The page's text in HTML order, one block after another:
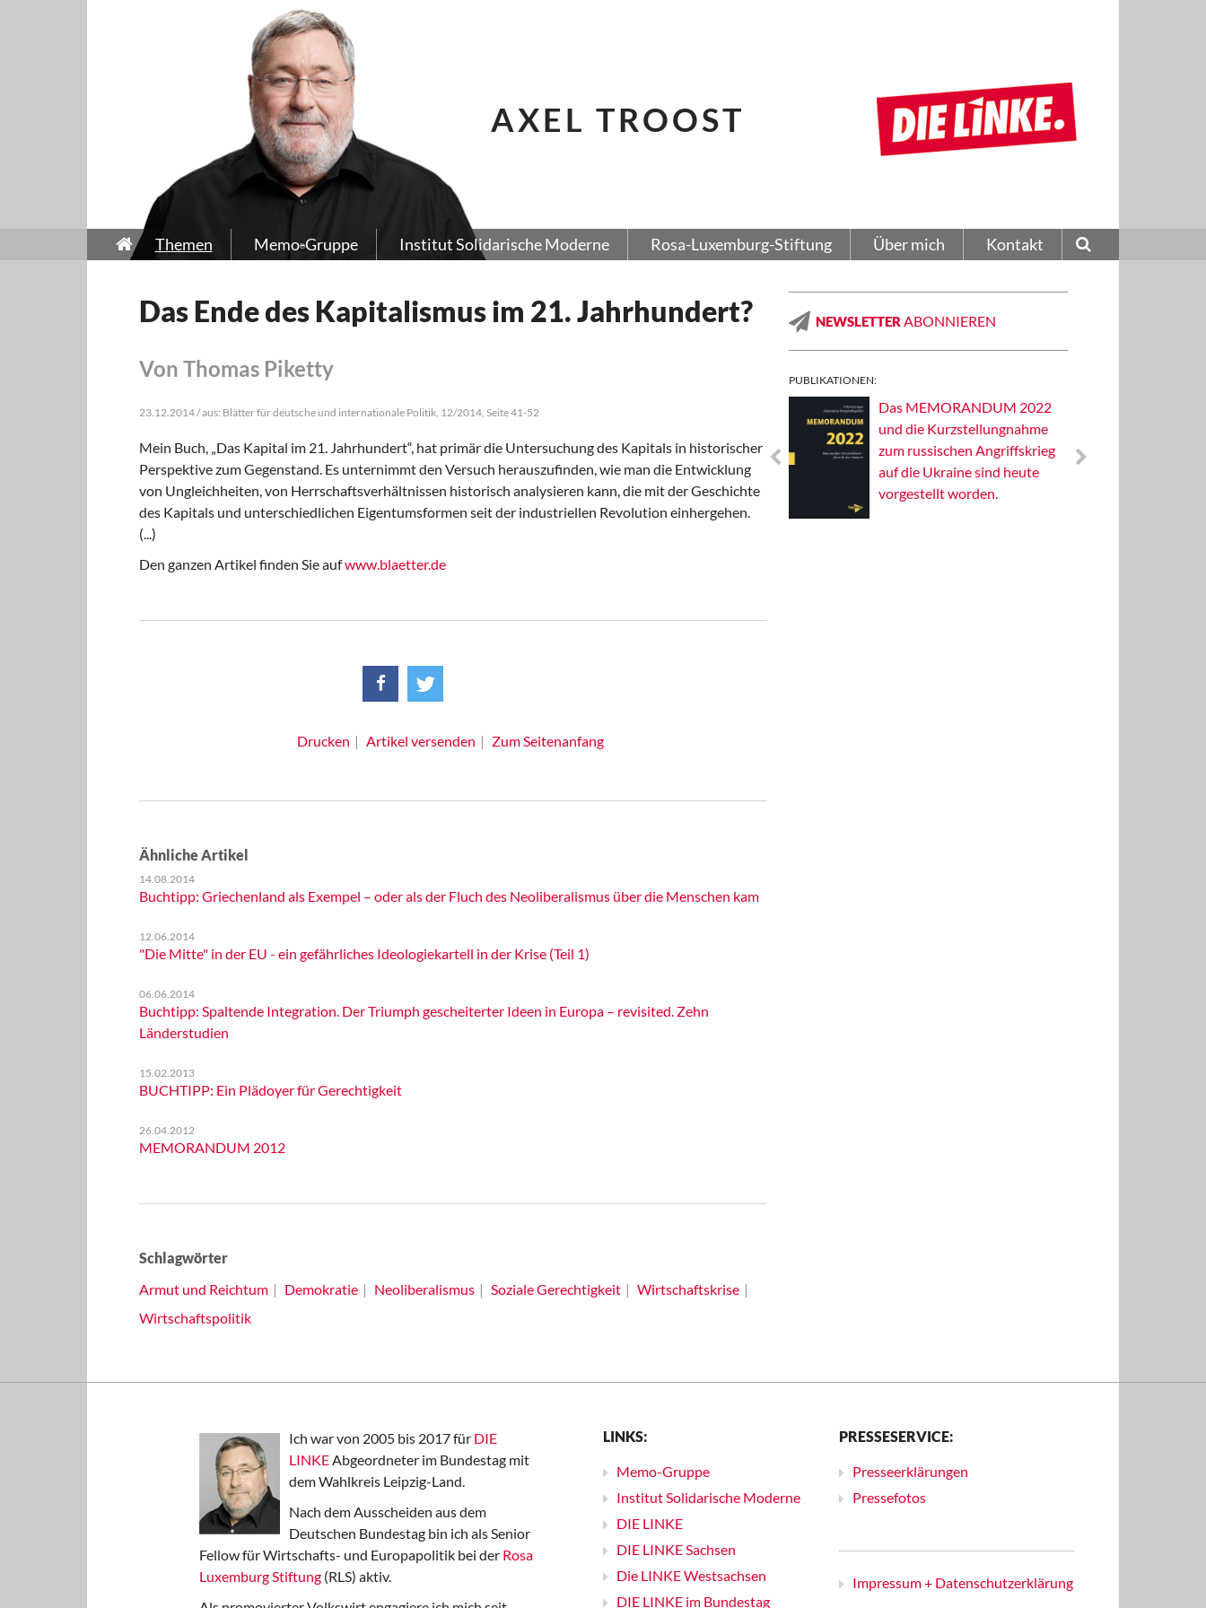
AXEL TROOST
Themen Memo-Gruppe Institut Solidarische Moderne Rosa-Luxemburg-Stiftung Über mich Kontakt
Das Ende des Kapitalismus im 21. Jahrhundert?
Von Thomas Piketty
23.12.2014 / aus: Blätter für deutsche und internationale Politik, 12/2014, Seite 41-52
Mein Buch, „Das Kapital im 21. Jahrhundert“, hat primär die Untersuchung des Kapitals in historischer
Perspektive zum Gegenstand. Es unternimmt den Versuch herauszufinden, wie man die Entwicklung
von Ungleichheiten, von Herrschaftsverhältnissen historisch analysieren kann, die mit der Geschichte
des Kapitals und unterschiedlichen Eigentumsformen seit der industriellen Revolution einhergehen.
(...)
Den ganzen Artikel finden Sie aufwww.blaetter.de
Drucken Artikel versenden Zum Seitenanfang
Ähnliche Artikel
14.08.2014
Buchtipp: Griechenland als Exempel – oder als der Fluch des Neoliberalismus über die Menschen kam
12.06.2014
"Die Mitte" in der EU - ein gefährliches Ideologiekartell in der Krise (Teil 1)
06.06.2014
Buchtipp: Spaltende Integration. Der Triumph gescheiterter Ideen in Europa – revisited. Zehn
Länderstudien
15.02.2013
BUCHTIPP: Ein Plädoyer für Gerechtigkeit
26.04.2012
MEMORANDUM 2012
Schlagwörter
Armut und Reichtum
Demokratie Neoliberalismus Soziale Gerechtigkeit
Wirtschaftskrise
Wirtschaftspolitik
NEWSLETTER ABONNIEREN
PUBLIKATIONEN:
Das MEMORANDUM 2022
und die Kurzstellungnahme
zum russischen Angriffskrieg
auf die Ukraine sind heute
vorgestellt worden.
Ich war von 2005 bis 2017 für DIE
LINKEAbgeordneter im Bundestag mit
dem Wahlkreis Leipzig-Land.
Nach dem Ausscheiden aus dem
Deutschen Bundestag bin ich als Senior
Fellow für Wirtschafts- und Europapolitik bei der Rosa
Luxemburg Stiftung (RLS) aktiv.
LINKS:
Memo-Gruppe
Institut Solidarische Moderne
DIE LINKE
DIE LINKE Sachsen
Die LINKE Westsachsen
DIE LINKE im Bundestag
PRESSESERVICE:
Presseerklärungen
Pressefotos
Impressum + Datenschutzerklärung